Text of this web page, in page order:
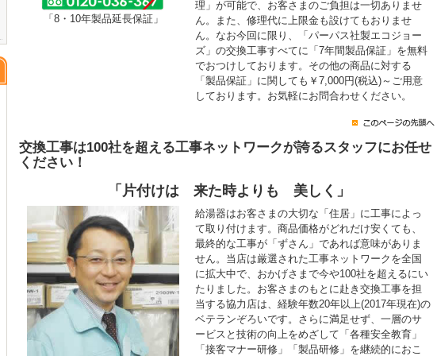
「8・10年製品延長保証」
理」が可能で、お客さまのご負担は一切ありませ
ん。また、修理代に上限金も設けてもおりませ
ん。なお今回に限り、「パーパス社製エコジョー
ズ」の交換工事すべてに「7年間製品保証」を無料
でおつけしております。その他の商品に対する
「製品保証」に関しても￥7,000円(税込)～ご用意
しております。お気軽にお問合わせください。
交換工事は100社を超える工事ネットワークが誇るスタッフにお任せ
ください！
「片付けは 来た時よりも 美しく」
給湯器はお客さまの大切な「住居」に工事によっ
て取り付けます。商品価格がどれだけ安くても、
最終的な工事が「ずさん」であれば意味がありま
せん。当店は厳選された工事ネットワークを全国
に拡大中で、おかげさまで今や100社を超えるにい
たりました。お客さまのもとに赴き交換工事を担
当する協力店は、経験年数20年以上(2017年現在)の
ベテランぞろいです。さらに満足せず、一層のサ
ービスと技術の向上をめざして「各種安全教育」
「接客マナー研修」「製品研修」を継続的におこ